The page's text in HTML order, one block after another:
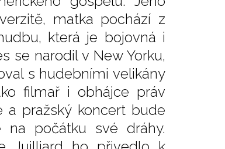
matka pochází z
která je bojovná i
se narodil v New Yorku,
s hudebními velikány
filmař i obhájce práv
a pražský koncert bude
na počátku své dráhy.